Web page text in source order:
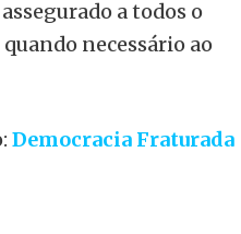
a todos o
necessário ao
Democracia Fraturada